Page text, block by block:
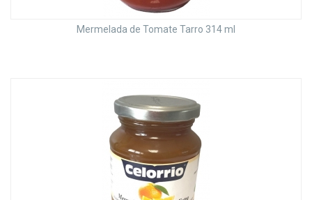
Mermelada de Tomate Tarro 314 ml